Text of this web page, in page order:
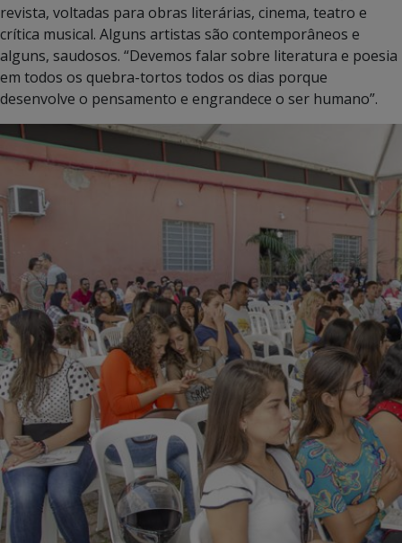
revista, voltadas para obras literárias, cinema, teatro e
crítica musical. Alguns artistas são contemporâneos e
alguns, saudosos. “Devemos falar sobre literatura e poesia
em todos os quebra-tortos todos os dias porque
desenvolve o pensamento e engrandece o ser humano”.